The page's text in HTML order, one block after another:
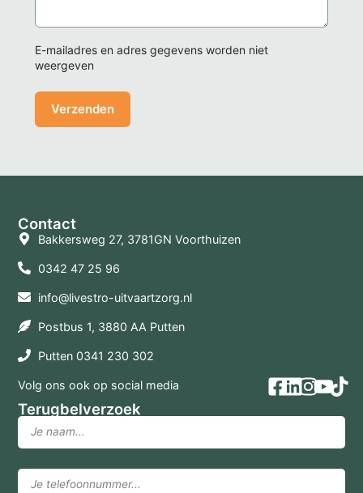
E-mailadres en adres gegevens worden niet
weergeven
Contact
Bakkersweg 27, 3781GN Voorthuizen
0342 47 25 96
info@livestro-uitvaartzorg.nl
Postbus 1, 3880 AA Putten
Putten 0341 230 302
Volg ons ook op social media
Terugbelverzoek